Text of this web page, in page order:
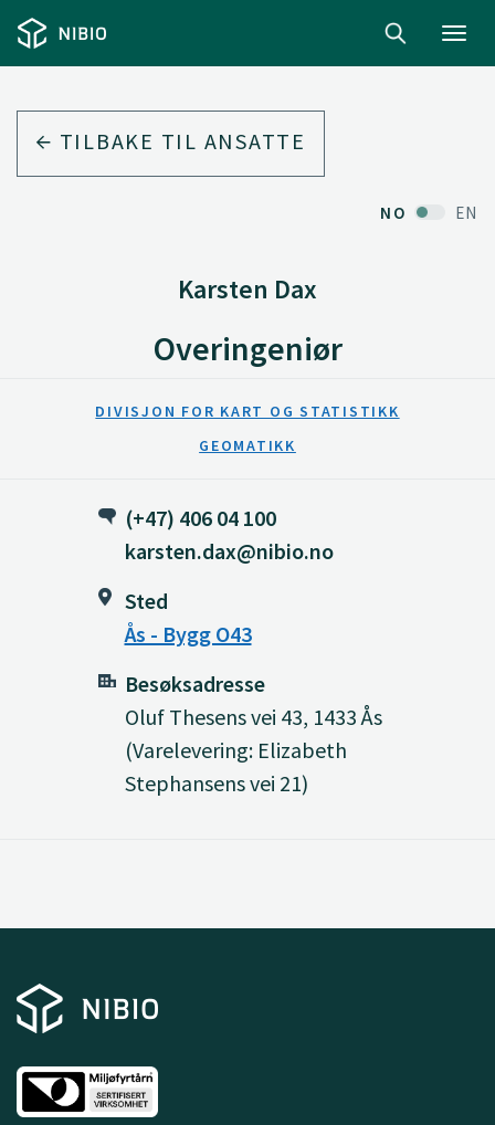
TILBAKE TIL ANSATTE
NO EN
Karsten Dax
Overingeniør
DIVISJON FOR KART OG STATISTIKK
GEOMATIKK
(+47) 406 04 100
karsten.dax@nibio.no
Sted
Ås - Bygg O43
Besøksadresse
Oluf Thesens vei 43, 1433 Ås
(Varelevering: Elizabeth
Stephansens vei 21)